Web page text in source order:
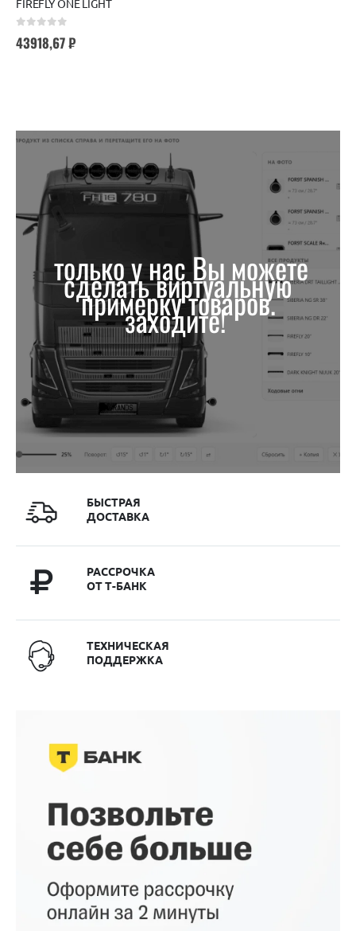
FIREFLY ONE LIGHT
43918,67₽
только у нас Вы можете
сделать виртуальную
примерку товаров.
заходите!
БЫСТРАЯ
ДОСТАВКА
РАССРОЧКА
ОТ Т-БАНК
ТЕХНИЧЕСКАЯ
ПОДДЕРЖКА